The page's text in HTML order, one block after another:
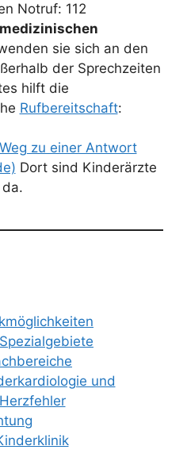
Notruf: 112
sie sich an den
der Sprechzeiten
hilft die
Rufbereitschaft:
zu einer Antwort
Dort sind Kinderärzte
und